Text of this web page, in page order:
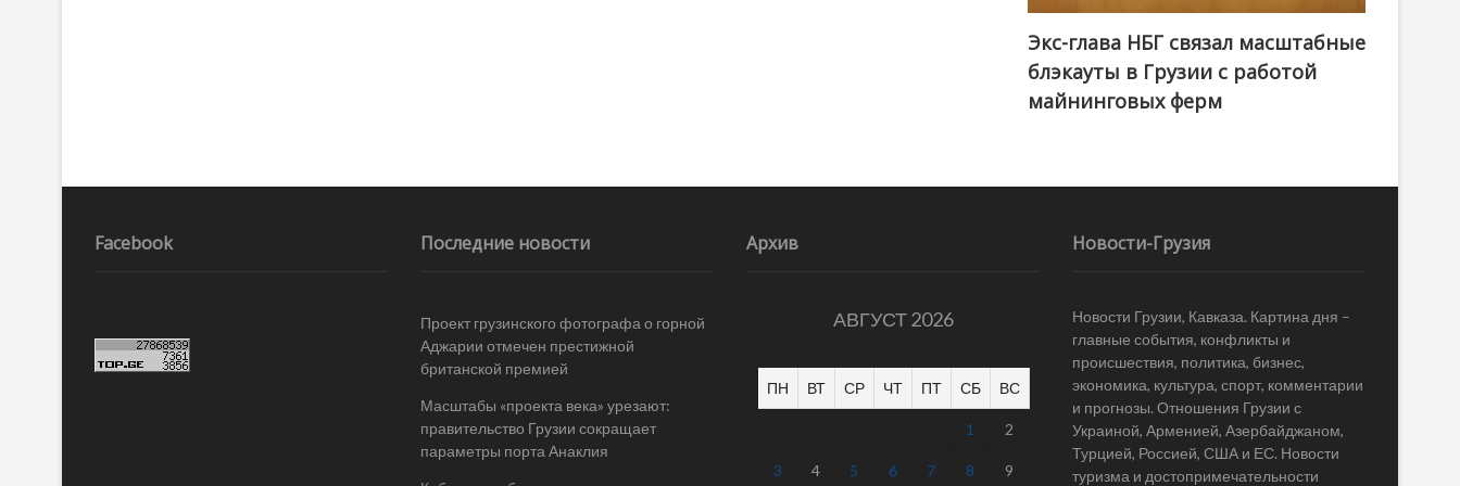
Экс-глава НБГ связал масштабные
блэкауты в Грузии с работой
майнинговых ферм
Facebook Последние новости
Проект грузинского фотографа о горной
Аджарии отмечен престижной
британской премией
Масштабы «проекта века» урезают:
правительство Грузии сокращает
параметры порта Анаклия
Архив
АВГУСТ 2026
ПН ВТ СР ЧТ ПТ СБ ВС
1 2
3 4 5 6 7 8 9
Новости-Грузия
Новости Грузии, Кавказа. Картина дня –
главные события, конфликты и
происшествия, политика, бизнес,
экономика, культура, спорт, комментарии
и прогнозы. Отношения Грузии с
Украиной, Арменией, Азербайджаном,
Турцией, Россией, США и ЕС. Новости
туризма и достопримечательности